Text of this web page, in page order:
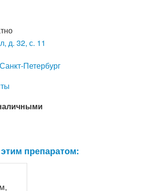
д. 32, с. 11
Петербург
препаратом: